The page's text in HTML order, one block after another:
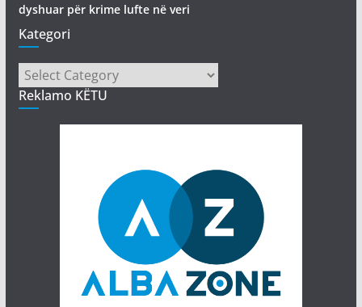
dyshuar për krime lufte në veri
Kategori
Kategori
Reklamo KËTU